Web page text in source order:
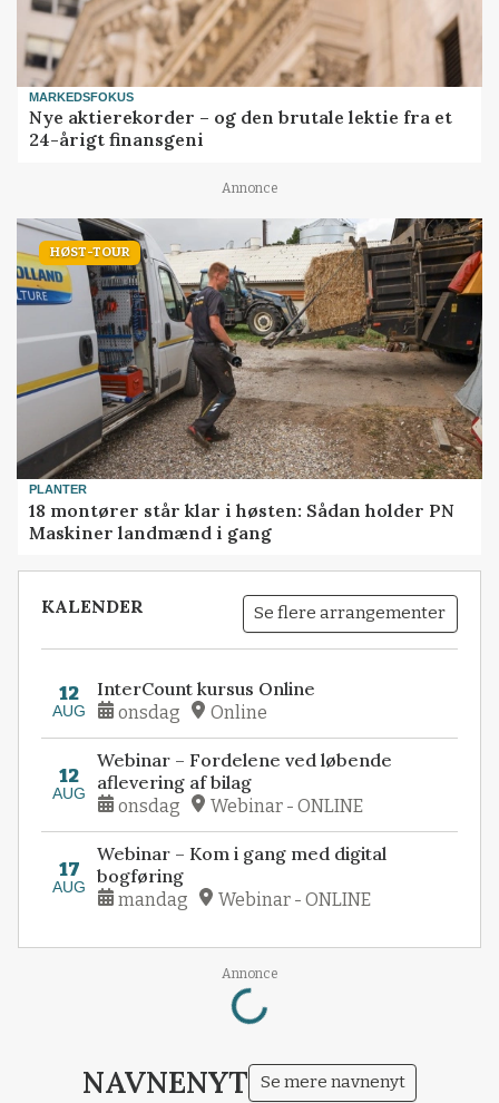
MARKEDSFOKUS
Nye aktierekorder – og den brutale lektie fra et
24-årigt finansgeni
Annonce
HØST-TOUR
PLANTER
18 montører står klar i høsten: Sådan holder PN
Maskiner landmænd i gang
KALENDER Se flere arrangementer
12
AUG
InterCount kursus Online
onsdag Online
12
AUG
Webinar – Fordelene ved løbende
aflevering af bilag
onsdag Webinar - ONLINE
17
AUG
Webinar – Kom i gang med digital
bogføring
mandag Webinar - ONLINE
Annonce
Loading...
NAVNENYT Se mere navnenyt